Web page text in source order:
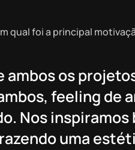
qual foi a principal
ambos os
feeling de
Nos
uma